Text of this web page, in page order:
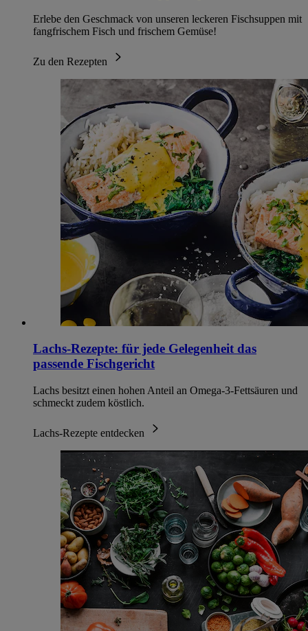
Erlebe den Geschmack von unseren leckeren Fischsuppen mit
fangfrischem Fisch und frischem Gemüse!
Zu den Rezepten
Lachs-Rezepte: für jede Gelegenheit das
passende Fischgericht
Lachs besitzt einen hohen Anteil an Omega-3-Fettsäuren und
schmeckt zudem köstlich.
Lachs-Rezepte entdecken